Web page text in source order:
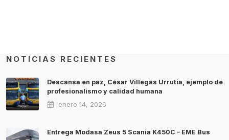
NOTICIAS RECIENTES
Descansa en paz, César Villegas Urrutia, ejemplo de
profesionalismo y calidad humana
enero 14, 2026
Entrega Modasa Zeus 5 Scania K450C – EME Bus